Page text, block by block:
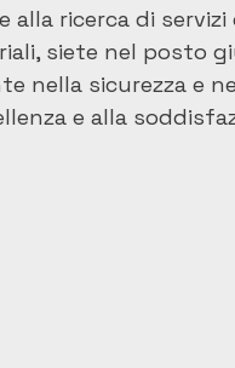
alla ricerca di
siete nel posto
nella sicurezza e
e alla